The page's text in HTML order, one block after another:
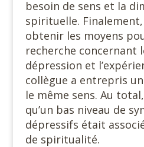
besoin de sens et la
spirituelle.
obtenir les moyens
recherche
dépression et
collègue a entrepris
le même sens. Au
qu’un bas niveau de
dépressifs était
de spiritualité.